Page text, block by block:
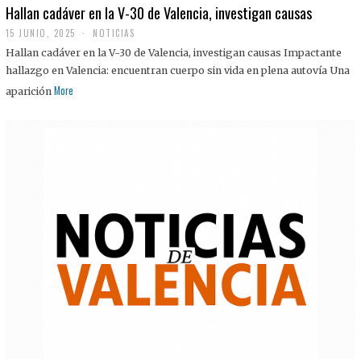
Hallan cadáver en la V-30 de Valencia, investigan causas
15 JUNIO, 2025 NOTICIAS
Hallan cadáver en la V-30 de Valencia, investigan causas Impactante
hallazgo en Valencia: encuentran cuerpo sin vida en plena autovía Una
aparición More